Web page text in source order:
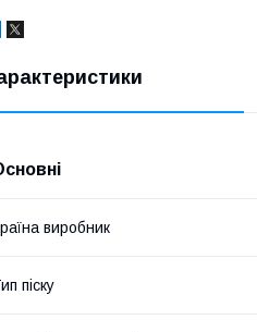
виробник
піску